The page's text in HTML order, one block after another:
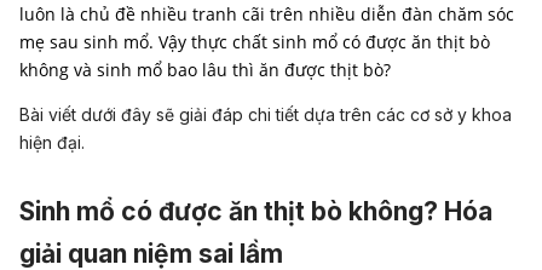
luôn là chủ đề nhiều tranh cãi trên nhiều diễn đàn chăm sóc
mẹ sau sinh mổ. Vậy thực chất sinh mổ có được ăn thịt bò
không và sinh mổ bao lâu thì ăn được thịt bò?
Bài viết dưới đây sẽ giải đáp chi tiết dựa trên các cơ sở y khoa
hiện đại.
Sinh mổ có được ăn thịt bò không? Hóa
giải quan niệm sai lầm